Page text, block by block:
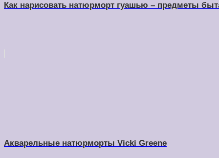
Как нарисовать натюрморт гуашью – предметы
Акварельные натюрморты Vicki Greene